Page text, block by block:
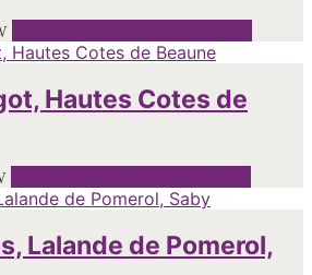
Hautes Cotes de
Lalande de Pomerol,